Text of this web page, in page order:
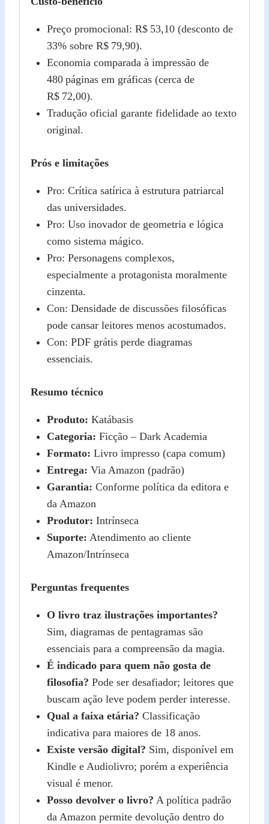
Preço promocional: R$ 53,10 (desconto de
33% sobre R$ 79,90).
Economia comparada à impressão de
480 páginas em gráficas (cerca de
R$ 72,00).
Tradução oficial garante fidelidade ao texto
original.
Prós e limitações
Pro: Crítica satírica à estrutura patriarcal
das universidades.
Pro: Uso inovador de geometria e lógica
como sistema mágico.
Pro: Personagens complexos,
especialmente a protagonista moralmente
cinzenta.
Con: Densidade de discussões filosóficas
pode cansar leitores menos acostumados.
Con: PDF grátis perde diagramas
essenciais.
Resumo técnico
Produto: Katábasis
Categoria: Ficção – Dark Academia
Formato: Livro impresso (capa comum)
Entrega: Via Amazon (padrão)
Garantia: Conforme política da editora e
da Amazon
Produtor: Intrínseca
Suporte: Atendimento ao cliente
Amazon/Intrínseca
Perguntas frequentes
O livro traz ilustrações importantes?
Sim, diagramas de pentagramas são
essenciais para a compreensão da magia.
É indicado para quem não gosta de
filosofia? Pode ser desafiador; leitores que
buscam ação leve podem perder interesse.
Qual a faixa etária? Classificação
indicativa para maiores de 18 anos.
Existe versão digital? Sim, disponível em
Kindle e Audiolivro; porém a experiência
visual é menor.
Posso devolver o livro? A política padrão
da Amazon permite devolução dentro do